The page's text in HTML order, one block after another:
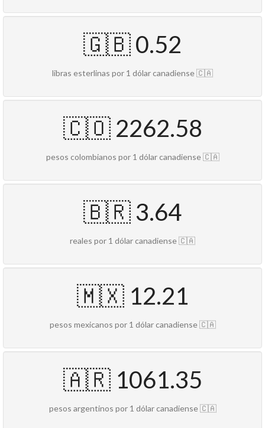
🇬🇧 0.52
libras esterlinas por 1 dólar canadiense 🇨🇦
🇨🇴 2262.58
pesos colombianos por 1 dólar canadiense 🇨🇦
🇧🇷 3.64
reales por 1 dólar canadiense 🇨🇦
🇲🇽 12.21
pesos mexicanos por 1 dólar canadiense 🇨🇦
🇦🇷 1061.35
pesos argentinos por 1 dólar canadiense 🇨🇦